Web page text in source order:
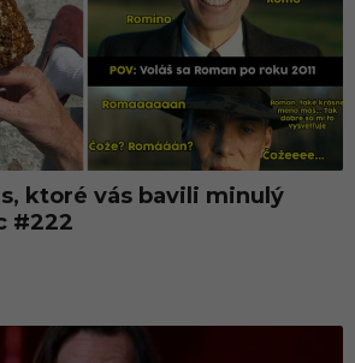
ktoré vás bavili minulý
#222